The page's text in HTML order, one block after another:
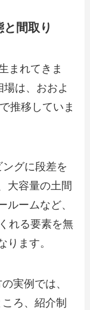
間取り
まれてきま
は、おおよ
推移していま
グに段差を
大容量の土間
ルームなど、
れる要素を無
ります。
実例では、
ろ、紹介制